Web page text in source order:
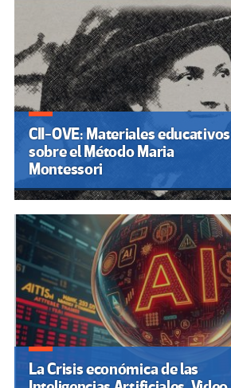
CII-OVE: Materiales educativos
sobre el Método Maria
Montessori
La Crisis económica de las